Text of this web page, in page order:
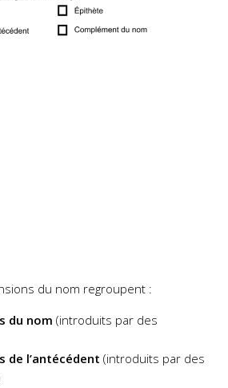
du nom regroupent :
du nom (introduits par des
de l’antécédent (introduits par des